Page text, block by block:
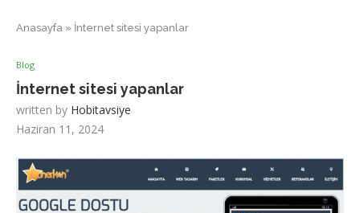
Anasayfa » İnternet sitesi yapanlar
Blog
İnternet sitesi yapanlar
written by Hobitavsiye
Haziran 11, 2024